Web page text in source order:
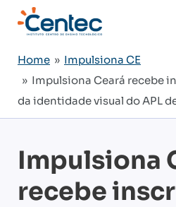
Home » Impulsiona CE
» Impulsiona Ceará recebe
da identidade visual do APL
Impulsiona
recebe